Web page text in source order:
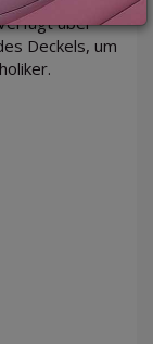
über
Deckels, um